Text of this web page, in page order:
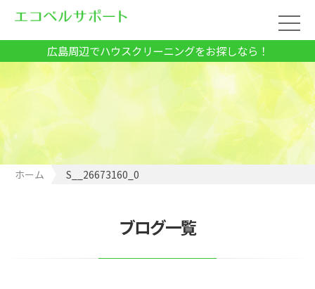
広島周辺でハウスクリーニングをお探しなら！
ホーム S__26673160_0
ブログ一覧